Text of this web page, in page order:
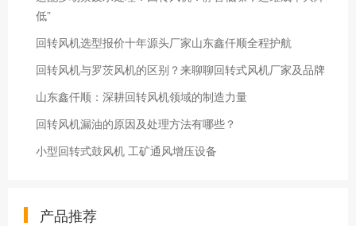
低”
回转风机选型报价十年源头厂家山东鑫仟顺全程护航
回转风机与罗茨风机的区别？来聊聊回转式风机厂家及品牌
山东鑫仟顺：深耕回转风机领域的制造力量
回转风机漏油的原因及处理方法有哪些？
小型回转式鼓风机 工矿通风增压设备
产品推荐